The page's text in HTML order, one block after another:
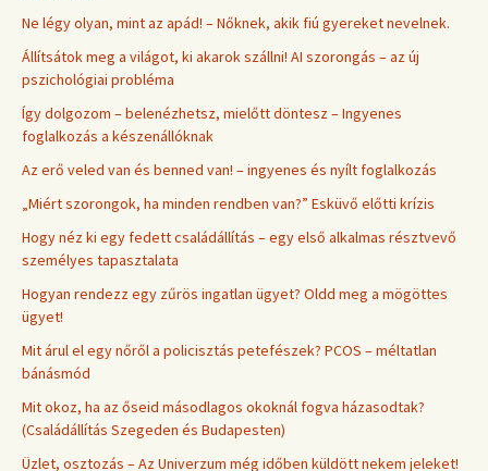
Ne légy olyan, mint az apád! – Nőknek, akik fiú gyereket nevelnek.
Állítsátok meg a világot, ki akarok szállni! AI szorongás – az új
pszichológiai probléma
Így dolgozom – belenézhetsz, mielőtt döntesz – Ingyenes
foglalkozás a készenállóknak
Az erő veled van és benned van! – ingyenes és nyílt foglalkozás
„Miért szorongok, ha minden rendben van?” Esküvő előtti krízis
Hogy néz ki egy fedett családállítás – egy első alkalmas résztvevő
személyes tapasztalata
Hogyan rendezz egy zűrös ingatlan ügyet? Oldd meg a mögöttes
ügyet!
Mit árul el egy nőről a policisztás petefészek? PCOS – méltatlan
bánásmód
Mit okoz, ha az őseid másodlagos okoknál fogva házasodtak?
(Családállítás Szegeden és Budapesten)
Üzlet, osztozás – Az Univerzum még időben küldött nekem jeleket!